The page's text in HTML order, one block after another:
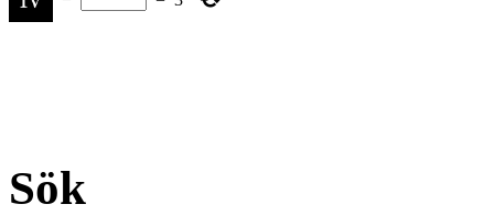
Sök